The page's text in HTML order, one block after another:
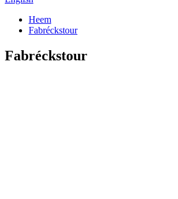
Heem
Fabréckstour
Fabréckstour